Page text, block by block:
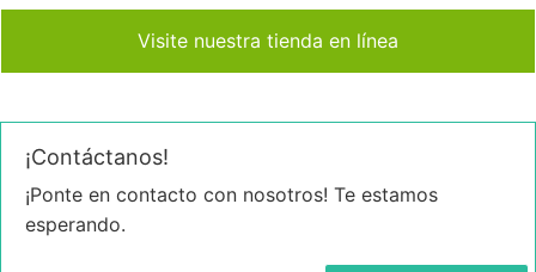
Visite nuestra tienda en línea
¡Contáctanos!
¡Ponte en contacto con nosotros! Te estamos
esperando.